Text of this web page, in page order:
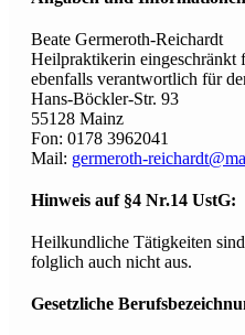
Beate Germeroth-Reichardt
Heilpraktikerin eingeschränkt
ebenfalls verantwortlich für
Hans-Böckler-Str. 93
55128 Mainz
Fon: 0178 3962041
Mail: germeroth-
Hinweis auf §4 Nr.14 UstG:
Heilkundliche Tätigkeiten
folglich auch nicht aus.
Gesetzliche